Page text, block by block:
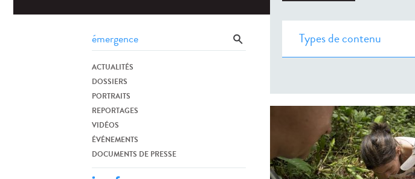
ACTUALITÉS
DOSSIERS
PORTRAITS
REPORTAGES
VIDÉOS
ÉVÉNEMENTS
DOCUMENTS DE PRESSE